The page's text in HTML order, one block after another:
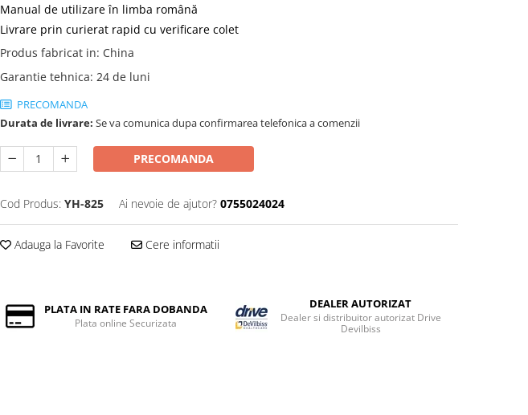
Manual de utilizare în limba română
Livrare prin curierat rapid cu verificare colet
Produs fabricat in: China
Garantie tehnica: 24 de luni
PRECOMANDA
Durata de livrare: Se va comunica dupa confirmarea telefonica a comenzii
PRECOMANDA
Cod Produs: YH-825 Ai nevoie de ajutor? 0755024024
Adauga la Favorite Cere informatii
PLATA IN RATE FARA DOBANDA
Plata online Securizata
DEALER AUTORIZAT
Dealer si distribuitor autorizat Drive
Devilbiss